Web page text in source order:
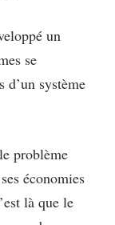
un
se
système
problème
économies
là que le